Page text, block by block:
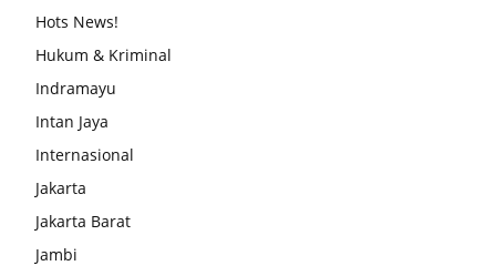
Hots News!
Hukum & Kriminal
Indramayu
Intan Jaya
Internasional
Jakarta
Jakarta Barat
Jambi